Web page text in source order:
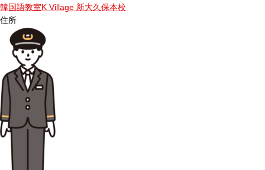
韓国語教室K Village 新大久保本校
住所